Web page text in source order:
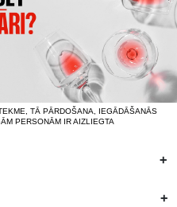
TĀ PĀRDOŠANA, IEGĀDĀŠANĀS
PERSONĀM IR AIZLIEGTA